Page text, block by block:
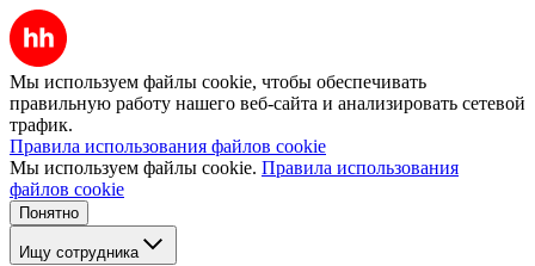
Мы используем файлы cookie, чтобы обеспечивать
правильную работу нашего веб-сайта и анализировать сетевой
трафик.
Правила использования файлов cookie
Мы используем файлы cookie. Правила использования
файлов cookie
Понятно
Ищу сотрудника